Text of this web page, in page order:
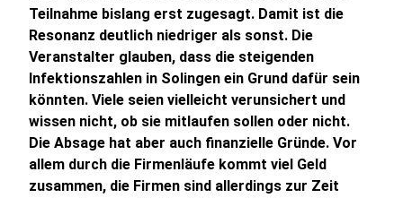
Teilnahme bislang erst zugesagt. Damit ist die
Resonanz deutlich niedriger als sonst. Die
Veranstalter glauben, dass die steigenden
Infektionszahlen in Solingen ein Grund dafür sein
könnten. Viele seien vielleicht verunsichert und
wissen nicht, ob sie mitlaufen sollen oder nicht.
Die Absage hat aber auch finanzielle Gründe. Vor
allem durch die Firmenläufe kommt viel Geld
zusammen, die Firmen sind allerdings zur Zeit